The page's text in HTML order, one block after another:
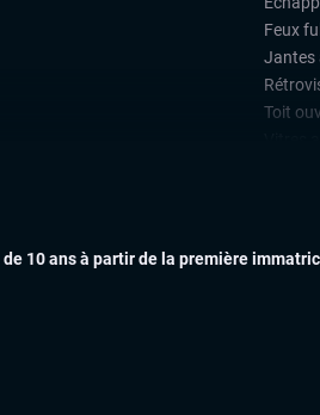
Feux
Jantes
Toit
Sellerie
10 ans à partir de la première